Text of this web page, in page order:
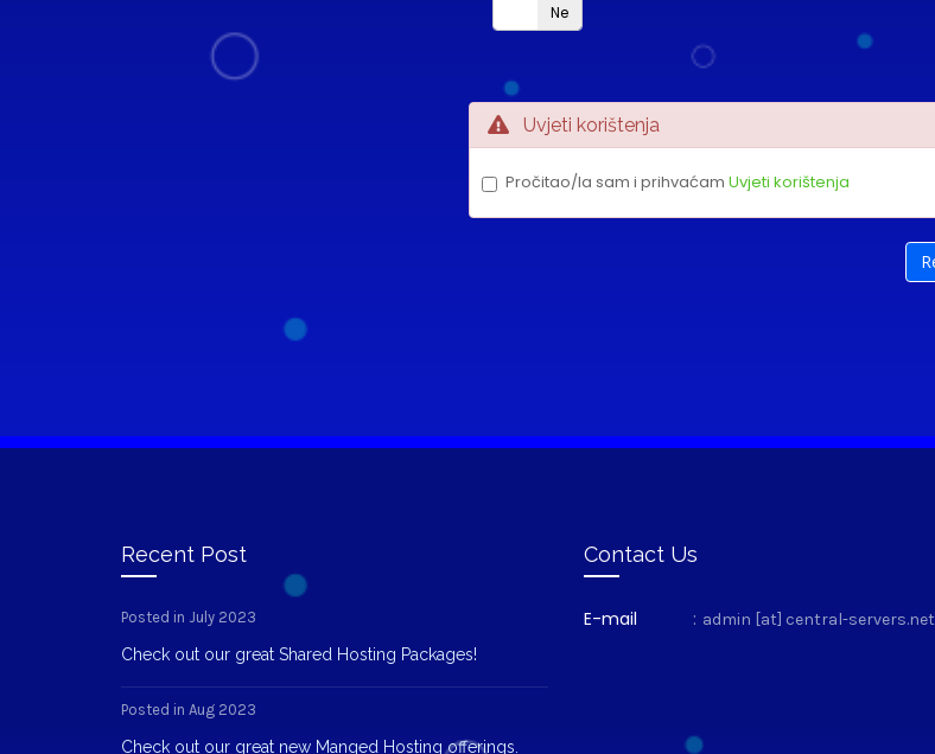
Ne
Uvjeti korištenja
Pročitao/la sam i prihvaćam Uvjeti korištenja
Recent Post
Posted in July 2023
Check out our great Shared Hosting Packages!
Posted in Aug 2023
Check out our great new Manged Hosting offerings.
Contact Us
E-mail : admin [at] central-servers.net